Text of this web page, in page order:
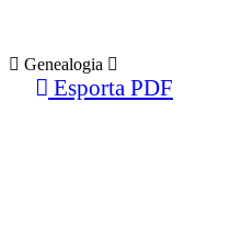
Genealogia
Esporta PDF